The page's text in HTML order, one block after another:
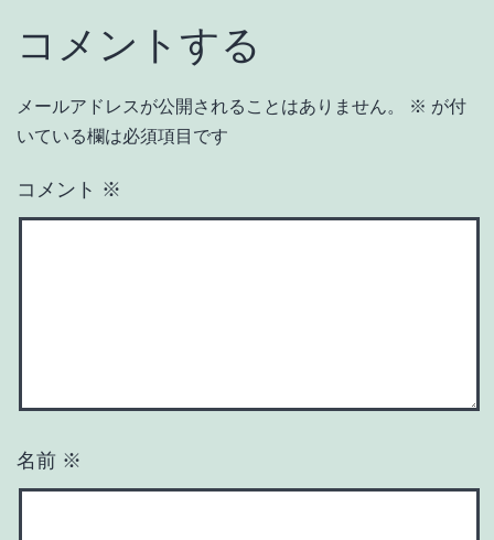
コメントする
メールアドレスが公開されることはありません。 ※ が付
いている欄は必須項目です
コメント ※
名前 ※